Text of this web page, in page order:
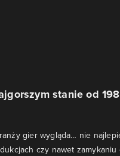
stanie od
gier wygląda… nie
czy nawet zamykaniu